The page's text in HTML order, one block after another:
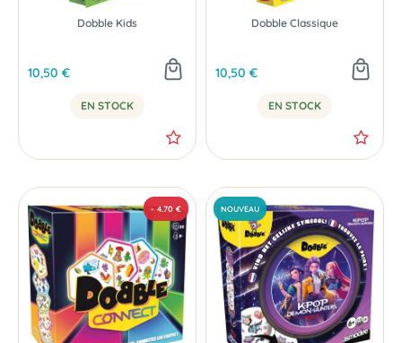
Dobble Kids
10,50 €
EN STOCK
Dobble Classique
10,50 €
EN STOCK